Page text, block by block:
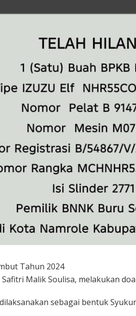
Tahun 2024
Malik Soulisa, melakukan
sebagai bentuk